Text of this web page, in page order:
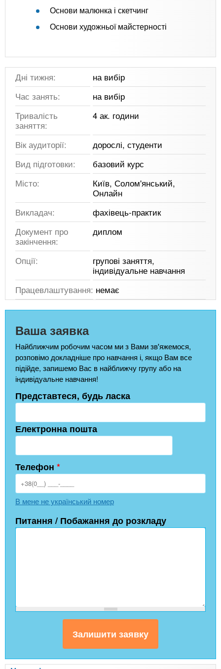
Основи малюнка і скетчинг
Основи художньої майстерності
Дні тижня:
на вибір
Час занять:
на вибір
Тривалість
заняття:
4 ак. години
Вік аудиторії:
дорослі, студенти
Вид підготовки:
базовий курс
Місто:
Київ, Солом'янський,
Онлайн
Викладач:
фахівець-практик
Документ про
закінчення:
диплом
Опції:
групові заняття,
індивідуальне навчання
Працевлаштування: немає
Ваша заявка
Найближчим робочим часом ми з Вами зв'яжемося,
розповімо докладніше про навчання і, якщо Вам все
підійде, запишемо Вас в найближчу групу або на
індивідуальне навчання!
Представтеся, будь ласка
Електронна пошта
Телефон *
В мене не український номер
Питання / Побажання до розкладу